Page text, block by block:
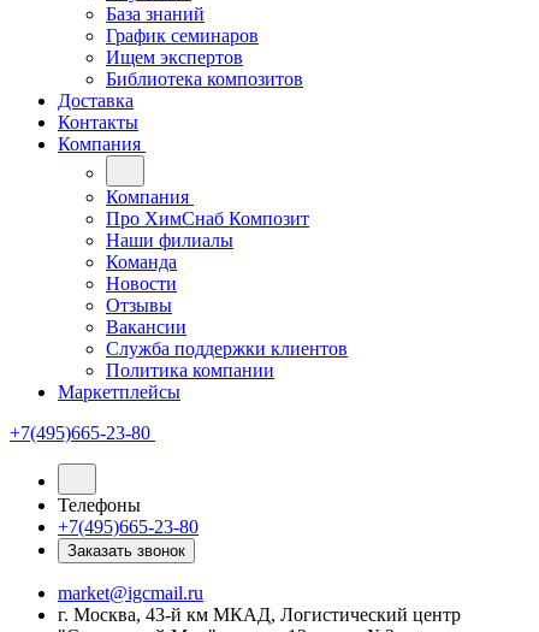
База знаний
График семинаров
Ищем экспертов
Библиотека композитов
Доставка
Контакты
Компания
Компания
Про ХимСнаб Композит
Наши филиалы
Команда
Новости
Отзывы
Вакансии
Служба поддержки клиентов
Политика компании
Маркетплейсы
+7(495)665-23-80
Телефоны
+7(495)665-23-80
Заказать звонок
market@igcmail.ru
г. Москва, 43-й км МКАД, Логистический центр